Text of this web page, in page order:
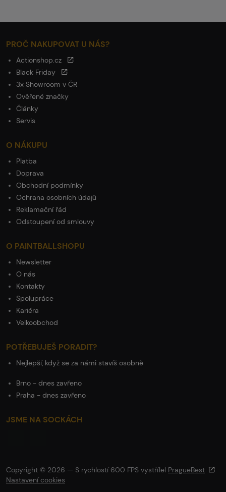
PROČ NAKUPOVAT U NÁS?
Actionshop.cz
Black Friday
3x Showroom v ČR
Ověřené značky
Články
Servis
O NÁKUPU
Platba
Doprava
Obchodní podmínky
Ochrana osobních údajů
Reklamační řád
Odstoupení od smlouvy
O PAINTBALLSHOPU
Newsletter
O nás
Kontakty
Spolupráce
Kariéra
Velkoobchod
POTŘEBUJEŠ PORADIT?
Nejlepší, když se za námi stavíš osobně
Brno - dnes zavřeno
Praha - dnes zavřeno
JSME NA SOCKÁCH
Copyright © 2026 — S rychlostí 600 FPS vystřílel PragueBest
Nastavení cookies